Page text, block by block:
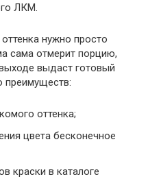
ЛКМ.
нужно просто
сама отмерит порцию,
выдаст готовый
преимуществ:
оттенка;
цвета бесконечное
краски в каталоге